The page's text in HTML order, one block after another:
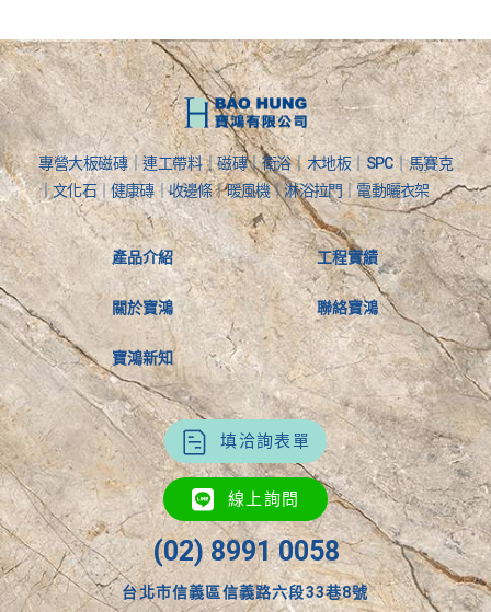
專營大板磁磚｜連工帶料｜磁磚｜衛浴｜木地板｜SPC｜馬賽克
｜文化石｜健康磚｜收邊條｜暖風機｜淋浴拉門｜電動曬衣架
產品介紹
關於寶鴻
寶鴻新知
工程實績
聯絡寶鴻
填洽詢表單
線上詢問
(02) 8991 0058
台北市信義區信義路六段33巷8號